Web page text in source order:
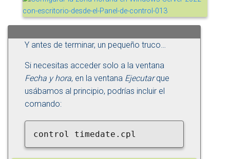
Y antes de terminar, un pequeño truco…
Si necesitas acceder solo a la ventana
Fecha y hora, en la ventana Ejecutarque
usábamos al principio, podrías incluir el
comando:
control timedate.cpl